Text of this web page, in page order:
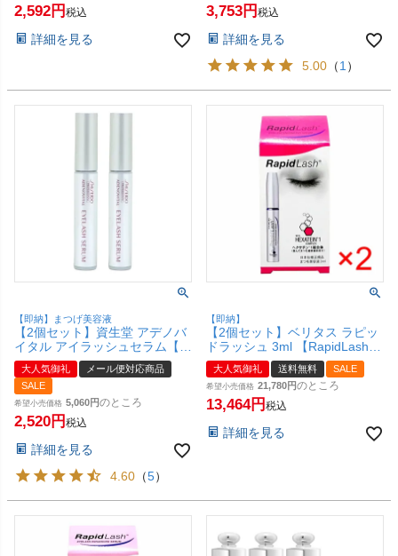
2,592 税込
詳細を見る
3,753 税込
詳細を見る
5.00 （1）
【即納】まつげ美容液
【2個セット】資生堂 アデノバ
イタル アイラッシュセラム【ま
つ毛美容液】【メール便対応商
品】【SBT】(6013046-set2)
大人気御礼
メール便対応商品
SALE
希望小売価格 5,060 のところ
2,520 税込
詳細を見る
4.60 （5）
【即納】
【2個セット】ベリタス ラピッ
ドラッシュ 3ml 【RapidLash】
【まつげ美容液】【日本仕様正
規品】ラビットラッシュ【宅配
便送料無料】 (6023639-set2)
大人気御礼 送料無料 SALE
希望小売価格 21,780 のところ
13,464 税込
詳細を見る